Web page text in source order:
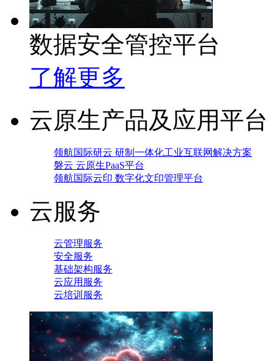
数据安全管控平台
了解更多
云原生产品及应用平台
领航国际研云 研制一体化工业互联网解决方案
磐云 云原生PaaS平台
领航国际云印 数字化文印管理平台
云服务
云管理服务
安全服务
基础架构服务
云应用服务
云培训服务